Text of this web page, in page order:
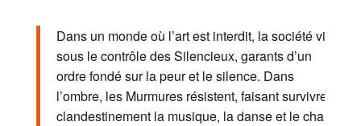
Dans un monde où l’art est interdit, la société vit
sous le contrôle des Silencieux, garants d’un
ordre fondé sur la peur et le silence. Dans
l’ombre, les Murmures résistent, faisant survivre
clandestinement la musique, la danse et le chant.